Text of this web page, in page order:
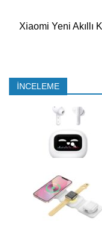
Xiaomi Yeni Akıllı
İNCELEME